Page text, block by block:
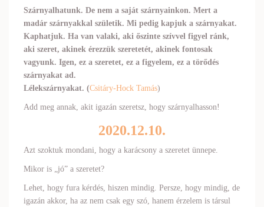
Szárnyalhatunk. De nem a saját szárnyainkon. Mert a
madár szárnyakkal születik. Mi pedig kapjuk a szárnyakat.
Kaphatjuk. Ha van valaki, aki őszinte szívvel figyel ránk,
aki szeret, akinek érezzük szeretetét, akinek fontosak
vagyunk. Igen, ez a szeretet, ez a figyelem, ez a törődés
szárnyakat ad.
Lélekszárnyakat. (Csitáry-Hock Tamás)
Add meg annak, akit igazán szeretsz, hogy szárnyalhasson!
2020.12.10.
Azt szoktuk mondani, hogy a karácsony a szeretet ünnepe.
Mikor is „jó” a szeretet?
Lehet, hogy fura kérdés, hiszen mindig. Persze, hogy mindig, de
igazán akkor, ha az nem csak egy szó, hanem érzelem is társul